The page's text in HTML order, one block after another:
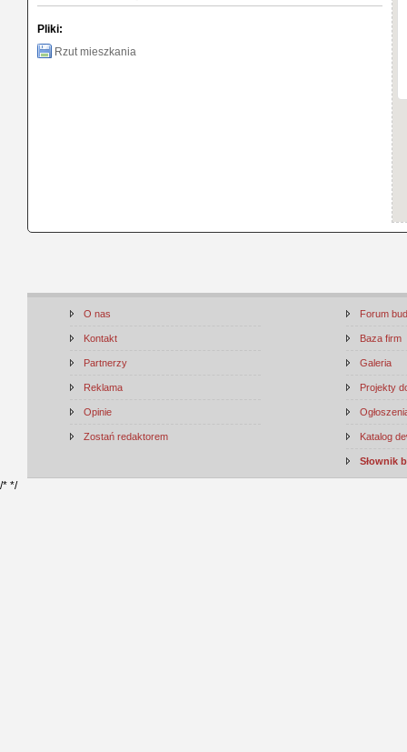
Pliki:
Rzut mieszkania
O nas
Kontakt
Partnerzy
Reklama
Opinie
Zostań redaktorem
Forum
Baza firm
Galeria
Projekty
Katalog
Słownik
/* */